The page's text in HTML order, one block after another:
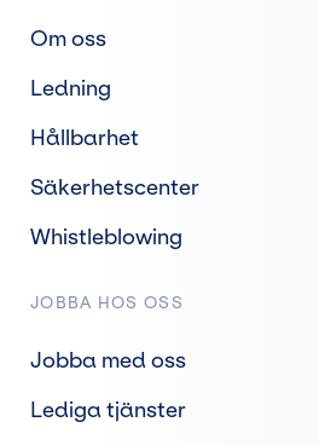
Om oss
Ledning
Hållbarhet
Säkerhetscenter
Whistleblowing
JOBBA HOS OSS
Jobba med oss
Lediga tjänster